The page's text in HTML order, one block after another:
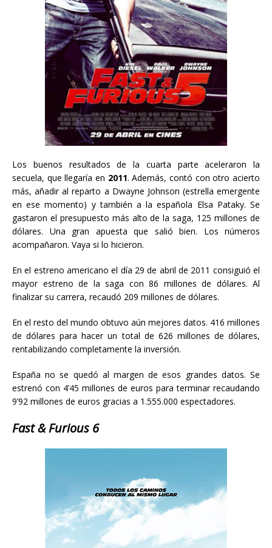
Los buenos resultados de la cuarta parte aceleraron la
secuela, que llegaría en 2011. Además, contó con otro acierto
más, añadir al reparto a Dwayne Johnson (estrella emergente
en ese momento) y también a la española Elsa Pataky. Se
gastaron el presupuesto más alto de la saga, 125 millones de
dólares. Una gran apuesta que salió bien. Los números
acompañaron. Vaya si lo hicieron.
En el estreno americano el día 29 de abril de 2011 consiguió el
mayor estreno de la saga con 86 millones de dólares. Al
finalizar su carrera, recaudó 209 millones de dólares.
En el resto del mundo obtuvo aún mejores datos. 416 millones
de dólares para hacer un total de 626 millones de dólares,
rentabilizando completamente la inversión.
España no se quedó al margen de esos grandes datos. Se
estrenó con 4’45 millones de euros para terminar recaudando
9’92 millones de euros gracias a 1.555.000 espectadores.
Fast & Furious 6